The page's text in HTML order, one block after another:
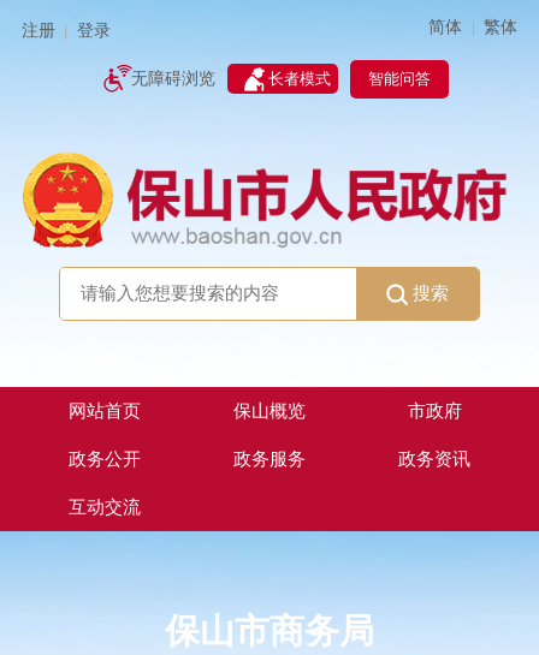
注册 登录 简体 | 繁体
无障碍浏览 长者模式 智能问答
搜索
网站首页 保山概览 市政府
政务公开 政务服务 政务资讯
互动交流
保山市商务局